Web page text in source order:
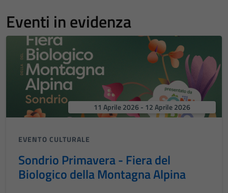
Eventi in evidenza
11 Aprile 2026 - 12 Aprile 2026
EVENTO CULTURALE
Sondrio Primavera - Fiera del
Biologico della Montagna Alpina